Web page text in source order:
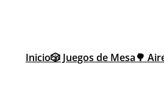
Inicio🎲 Juegos de Mesa🌳